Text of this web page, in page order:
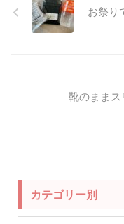
お祭り
靴のままス
カテゴリー別